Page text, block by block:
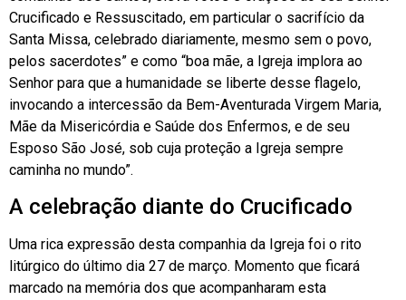
Crucificado e Ressuscitado, em particular o sacrifício da
Santa Missa, celebrado diariamente, mesmo sem o povo,
pelos sacerdotes” e como “boa mãe, a Igreja implora ao
Senhor para que a humanidade se liberte desse flagelo,
invocando a intercessão da Bem-Aventurada Virgem Maria,
Mãe da Misericórdia e Saúde dos Enfermos, e de seu
Esposo São José, sob cuja proteção a Igreja sempre
caminha no mundo”.
A celebração diante do Crucificado
Uma rica expressão desta companhia da Igreja foi o rito
litúrgico do último dia 27 de março. Momento que ficará
marcado na memória dos que acompanharam esta